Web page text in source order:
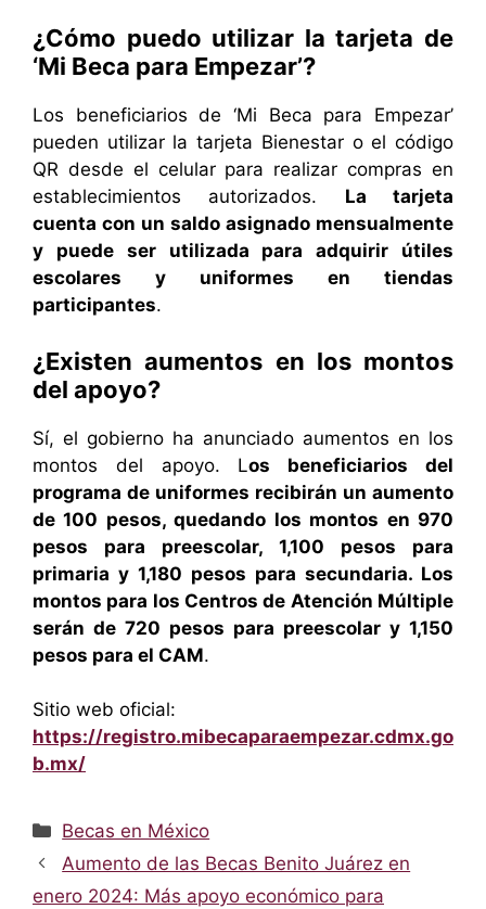
¿Cómo puedo utilizar la tarjeta de
‘Mi Beca para Empezar’?
Los beneficiarios de ‘Mi Beca para Empezar’
pueden utilizar la tarjeta Bienestar o el código
QR desde el celular para realizar compras en
establecimientos autorizados. La tarjeta
cuenta con un saldo asignado mensualmente
y puede ser utilizada para adquirir útiles
escolares y uniformes en tiendas
participantes.
¿Existen aumentos en los montos
del apoyo?
Sí, el gobierno ha anunciado aumentos en los
montos del apoyo. Los beneficiarios del
programa de uniformes recibirán un aumento
de 100 pesos, quedando los montos en 970
pesos para preescolar, 1,100 pesos para
primaria y 1,180 pesos para secundaria. Los
montos para los Centros de Atención Múltiple
serán de 720 pesos para preescolar y 1,150
pesos para el CAM.
Sitio web oficial:
https://registro.mibecaparaempezar.cdmx.go
b.mx/
Categorías
Becas en México
Aumento de las Becas Benito Juárez en
enero 2024: Más apoyo económico para